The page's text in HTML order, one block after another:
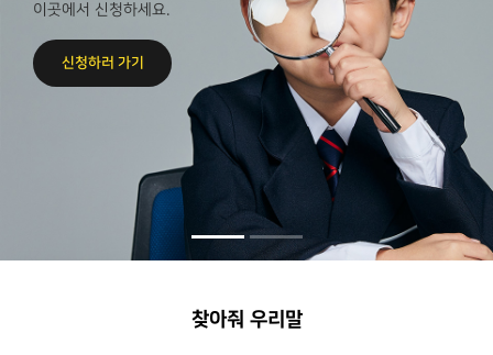
이곳에서 신청하세요.
신청하러 가기
찾아줘 우리말